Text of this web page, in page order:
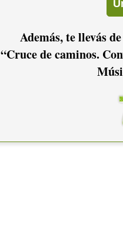
Además, te llevás
“Cruce de caminos.